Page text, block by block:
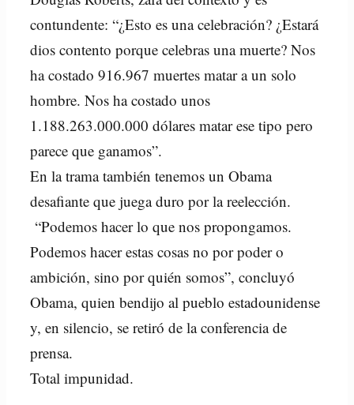
contundente: “¿Esto es una celebración? ¿Estará
dios contento porque celebras una muerte? Nos
ha costado 916.967 muertes matar a un solo
hombre. Nos ha costado unos
1.188.263.000.000 dólares matar ese tipo pero
parece que ganamos”.
En la trama también tenemos un Obama
desafiante que juega duro por la reelección.
“Podemos hacer lo que nos propongamos.
Podemos hacer estas cosas no por poder o
ambición, sino por quién somos”, concluyó
Obama, quien bendijo al pueblo estadounidense
y, en silencio, se retiró de la conferencia de
prensa.
Total impunidad.